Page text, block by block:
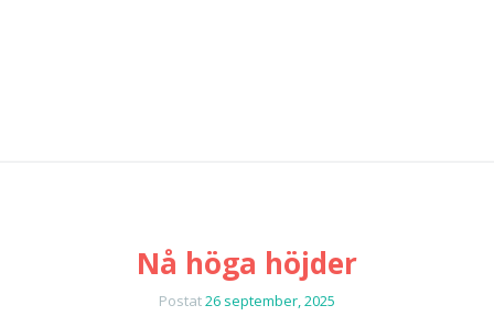
Nå höga höjder
Postat26 september, 2025